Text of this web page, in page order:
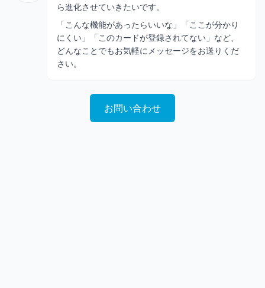
ら進化させていきたいです。
「こんな機能があったらいいな」「ここが分かり
にくい」「このカードが登録されてない」など、
どんなことでもお気軽にメッセージをお送りくだ
さい。
お問い合わせ